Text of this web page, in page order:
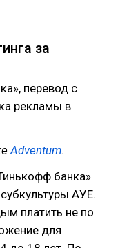
за
перевод с
рекламы в
Adventum.
банка»
АУЕ.
платить не по
для